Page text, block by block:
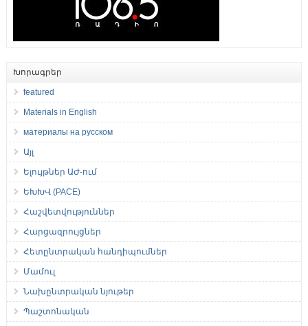
Խորագրեր
featured
Materials in English
материалы на русском
Այլ
Ելույթներ ԱԺ-ում
ԵԽԽՎ (PACE)
Հաշվետվություններ
Հարցազրույցներ
Հետընտրական հանդիպումներ
Մամուլ
Նախընտրական նյութեր
Պաշտոնական